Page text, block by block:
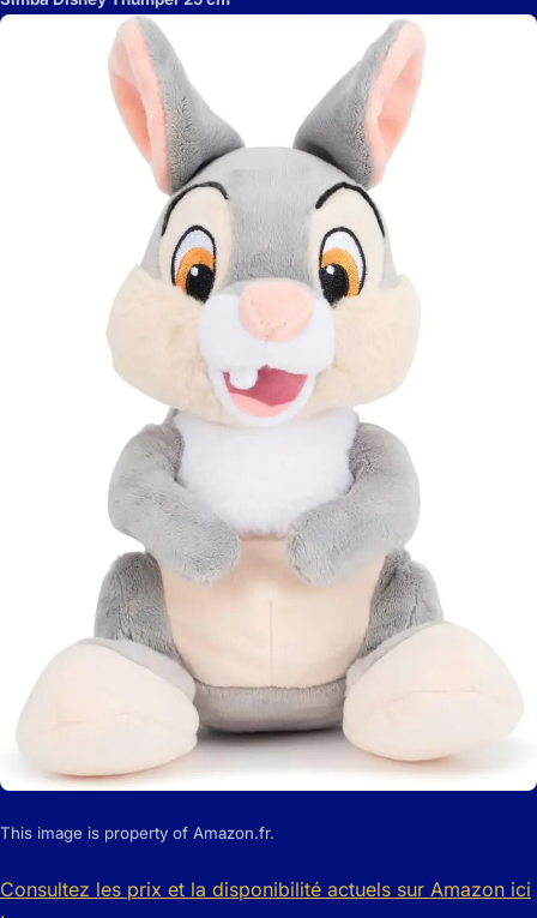
This image is property of Amazon.fr.
Consultez les prix et la disponibilité actuels sur Amazon ici